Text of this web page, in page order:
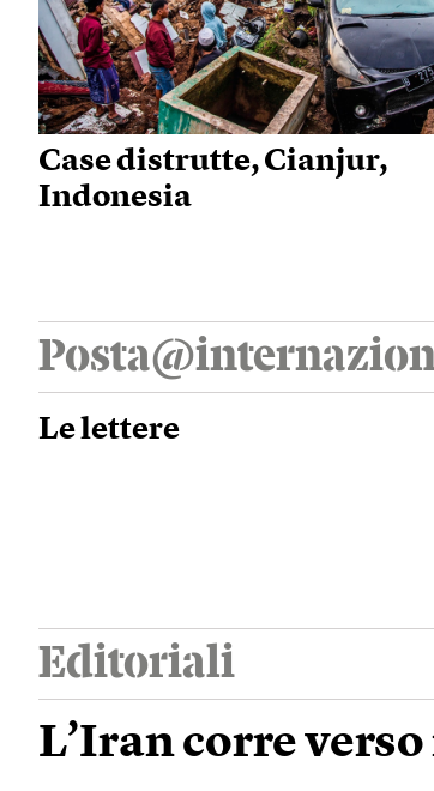
Case distrutte, Cianjur,
Indonesia
Le lettere
Editoriali
L’Iran corre